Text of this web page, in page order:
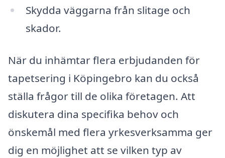
Skydda väggarna från slitage och
skador.
När du inhämtar flera erbjudanden för
tapetsering i Köpingebro kan du också
ställa frågor till de olika företagen. Att
diskutera dina specifika behov och
önskemål med flera yrkesverksamma ger
dig en möjlighet att se vilken typ av